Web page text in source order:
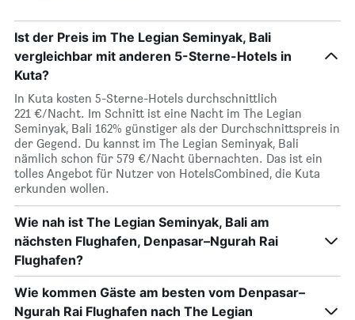
Ist der Preis im The Legian Seminyak, Bali
vergleichbar mit anderen 5-Sterne-Hotels in
Kuta?
In Kuta kosten 5-Sterne-Hotels durchschnittlich
221 €/Nacht. Im Schnitt ist eine Nacht im The Legian
Seminyak, Bali 162% günstiger als der Durchschnittspreis in
der Gegend. Du kannst im The Legian Seminyak, Bali
nämlich schon für 579 €/Nacht übernachten. Das ist ein
tolles Angebot für Nutzer von HotelsCombined, die Kuta
erkunden wollen.
Wie nah ist The Legian Seminyak, Bali am
nächsten Flughafen, Denpasar–Ngurah Rai
Flughafen?
Wie kommen Gäste am besten vom Denpasar–
Ngurah Rai Flughafen nach The Legian